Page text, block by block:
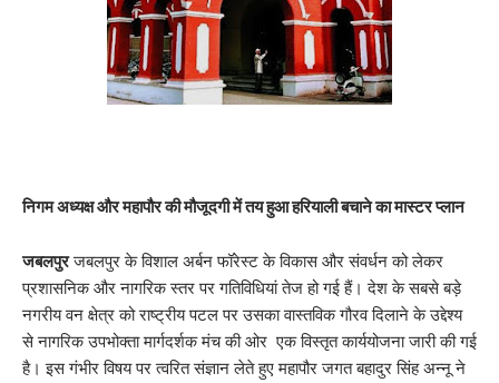
निगम अध्यक्ष और महापौर की मौजूदगी में तय हुआ हरियाली बचाने का मास्टर प्लान
जबलपुरजबलपुर के विशाल अर्बन फॉरेस्ट के विकास और संवर्धन को लेकर
प्रशासनिक और नागरिक स्तर पर गतिविधियां तेज हो गई हैं। देश के सबसे बड़े
नगरीय वन क्षेत्र को राष्ट्रीय पटल पर उसका वास्तविक गौरव दिलाने के उद्देश्य
से नागरिक उपभोक्ता मार्गदर्शक मंच की ओर एक विस्तृत कार्ययोजना जारी की गई
है। इस गंभीर विषय पर त्वरित संज्ञान लेते हुए महापौर जगत बहादुर सिंह अन्नू ने